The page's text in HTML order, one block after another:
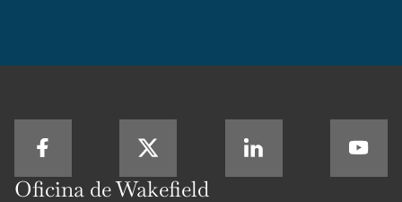
Oficina de Wakefield